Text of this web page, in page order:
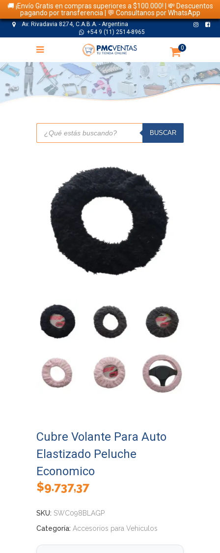
🚚 ¡Envío Gratis en compras superiores a $100.000! | 💸 Descuentos
pagando por transferencia | 💬 Consultanos por WhatsApp
Av. Rivadavia 8274, C.A.B.A. - Argentina
+54 9 (11) 2514-8965
0
TIENDA
Búsqueda
productos
BUSCAR
Cubre Volante Para Auto
Elastizado Peluche
Economico
$9.737,37
SKU: SWC098BLAGP
Categoría: Accesorios para Vehiculos